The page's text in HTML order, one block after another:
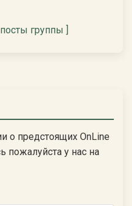
группы ]
о предстоящих OnLine
пожалуйста у нас на